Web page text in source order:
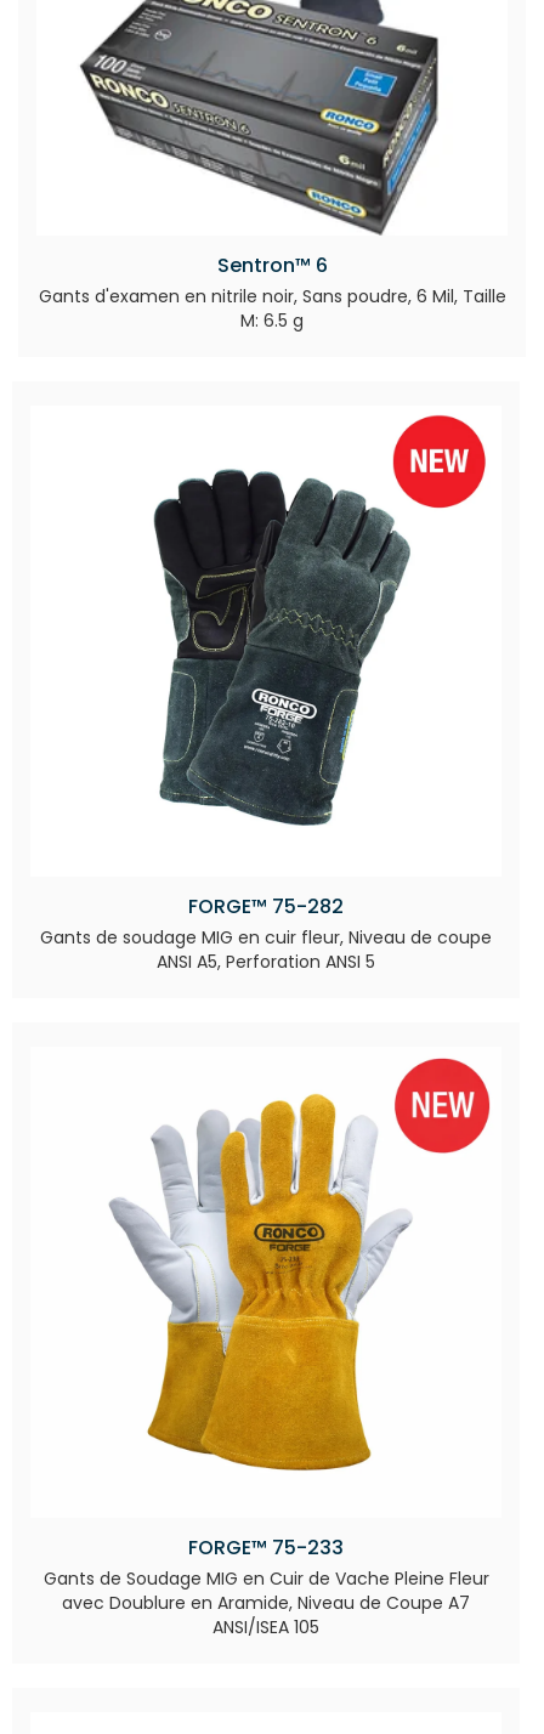
Sentron™ 6
Gants d'examen en nitrile noir, Sans poudre, 6 Mil, Taille
M: 6.5 g
FORGE™ 75-282
Gants de soudage MIG en cuir fleur, Niveau de coupe
ANSI A5, Perforation ANSI 5
FORGE™ 75-233
Gants de Soudage MIG en Cuir de Vache Pleine Fleur
avec Doublure en Aramide, Niveau de Coupe A7
ANSI/ISEA 105